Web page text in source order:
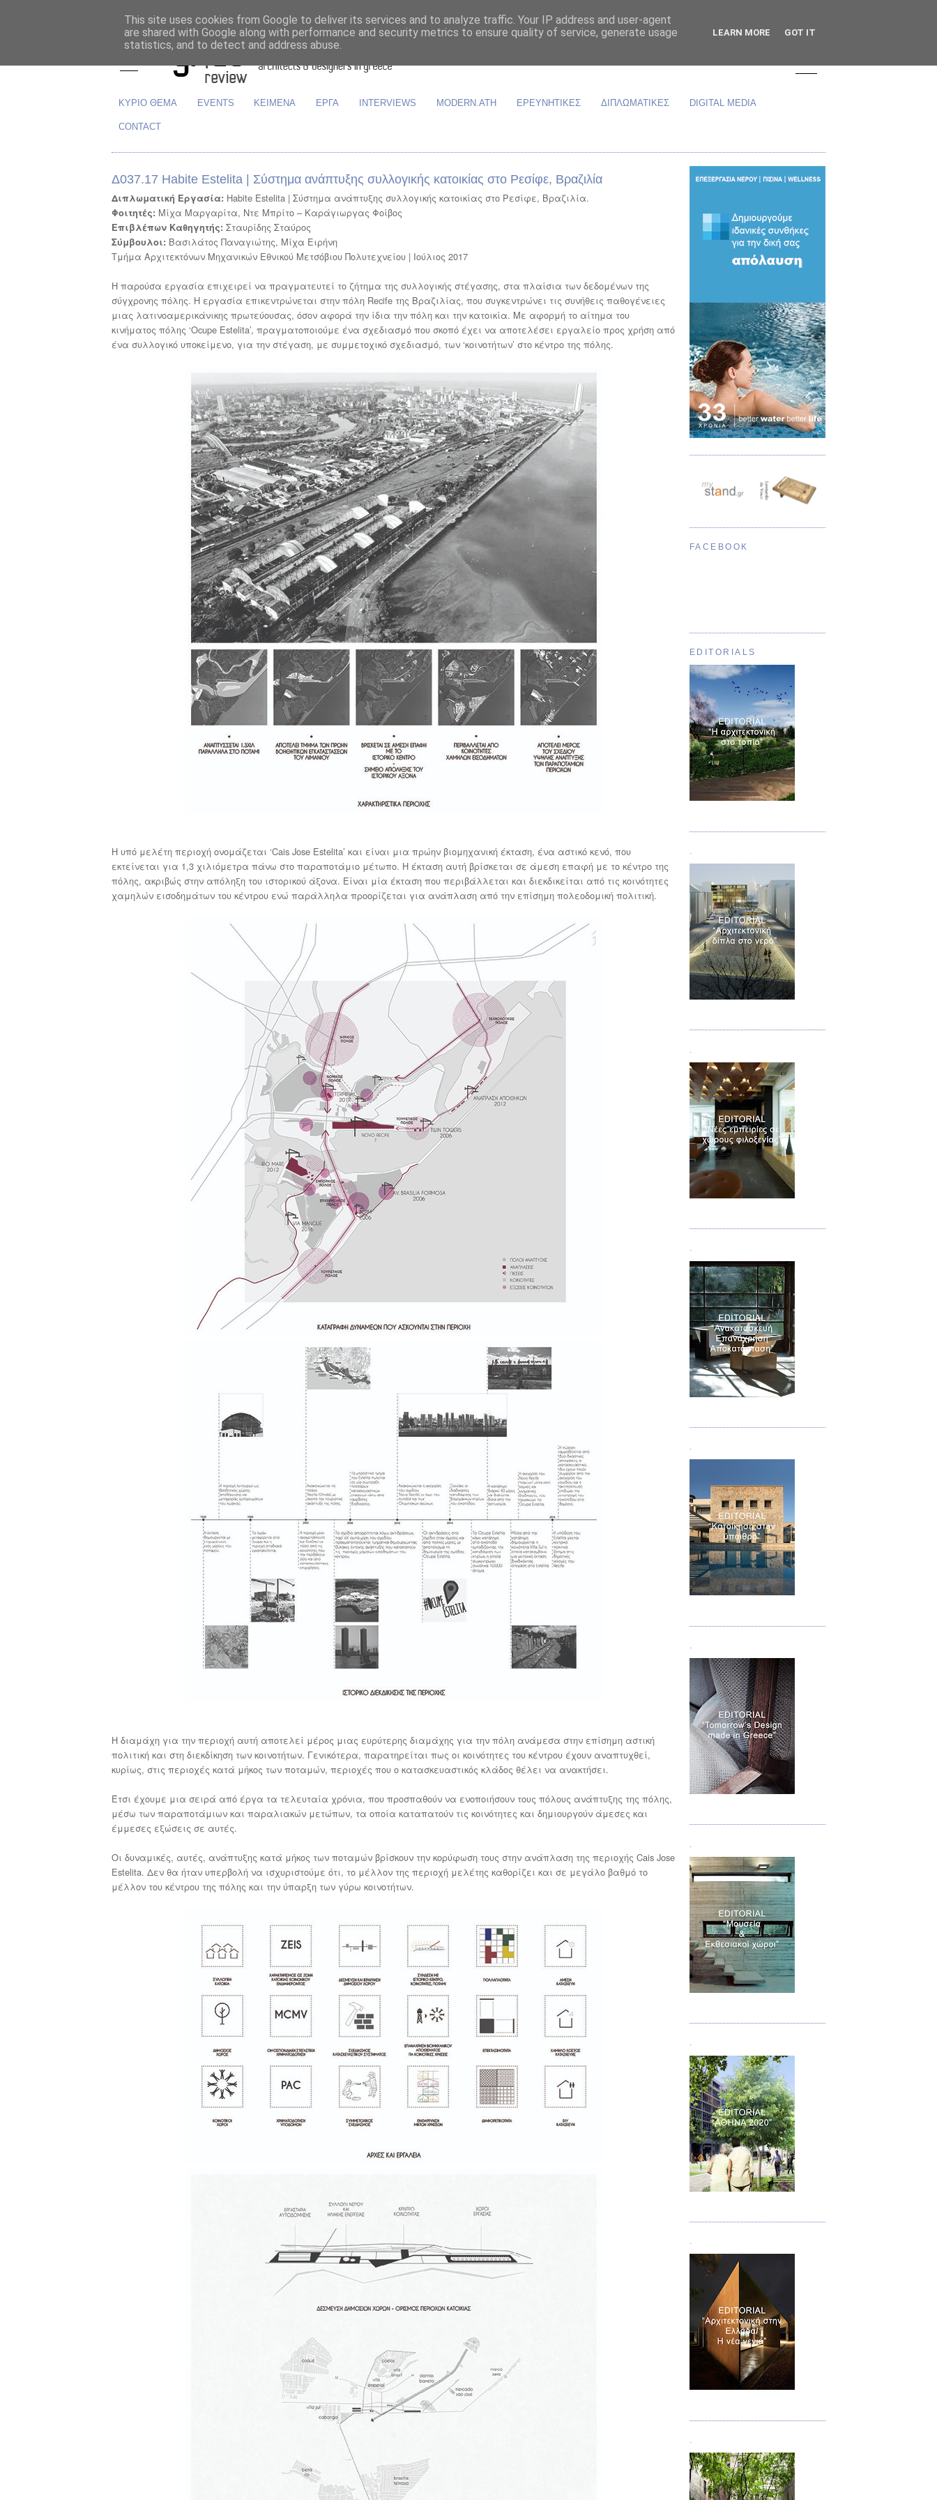
ΚΥΡΙΟ ΘΕΜΑ EVENTS ΚΕΙΜΕΝΑ ΕΡΓΑ INTERVIEWS MODERN.ATH ΕΡΕΥΝΗΤΙΚΕΣ ΔΙΠΛΩΜΑΤΙΚΕΣ DIGITAL MEDIA
CONTACT
Δ037.17 Habite Estelita | Σύστημα ανάπτυξης συλλογικής κατοικίας στο Ρεσίφε, Βραζιλία
Διπλωματική Εργασία: Habite Estelita | Σύστημα ανάπτυξης συλλογικής κατοικίας στο Ρεσίφε, Βραζιλία.
Φοιτητές: Μίχα Μαργαρίτα, Ντε Μπρίτο – Καράγιωργας Φοίβος
Επιβλέπων Καθηγητής: Σταυρίδης Σταύρος
Σύμβουλοι: Βασιλάτος Παναγιώτης, Μίχα Ειρήνη
Τμήμα Αρχιτεκτόνων Μηχανικών Εθνικού Μετσόβιου Πολυτεχνείου | Ιούλιος 2017
Η παρούσα εργασία επιχειρεί να πραγματευτεί το ζήτημα της συλλογικής στέγασης, στα πλαίσια των δεδομένων της
σύγχρονης πόλης. Η εργασία επικεντρώνεται στην πόλη Recife της Βραζιλίας, που συγκεντρώνει τις συνήθεις παθογένειες
μιας λατινοαμερικάνικης πρωτεύουσας, όσον αφορά την ίδια την πόλη και την κατοικία. Με αφορμή το αίτημα του
κινήματος πόλης ‘Ocupe Estelita’, πραγματοποιούμε ένα σχεδιασμό που σκοπό έχει να αποτελέσει εργαλείο προς χρήση από
ένα συλλογικό υποκείμενο, για την στέγαση, με συμμετοχικό σχεδιασμό, των ‘κοινοτήτων’ στο κέντρο της πόλης.
Η υπό μελέτη περιοχή ονομάζεται ‘Cais Jose Estelita’ και είναι μια πρώην βιομηχανική έκταση, ένα αστικό κενό, που
εκτείνεται για 1,3 χιλιόμετρα πάνω στο παραποτάμιο μέτωπο. Η έκταση αυτή βρίσκεται σε άμεση επαφή με το κέντρο της
πόλης, ακριβώς στην απόληξη του ιστορικού άξονα. Είναι μία έκταση που περιβάλλεται και διεκδικείται από τις κοινότητες
χαμηλών εισοδημάτων του κέντρου ενώ παράλληλα προορίζεται για ανάπλαση από την επίσημη πολεοδομική πολιτική.
Η διαμάχη για την περιοχή αυτή αποτελεί μέρος μιας ευρύτερης διαμάχης για την πόλη ανάμεσα στην επίσημη αστική
πολιτική και στη διεκδίκηση των κοινοτήτων. Γενικότερα, παρατηρείται πως οι κοινότητες του κέντρου έχουν αναπτυχθεί,
κυρίως, στις περιοχές κατά μήκος των ποταμών, περιοχές που ο κατασκευαστικός κλάδος θέλει να ανακτήσει.
Έτσι έχουμε μια σειρά από έργα τα τελευταία χρόνια, που προσπαθούν να ενοποιήσουν τους πόλους ανάπτυξης της πόλης,
μέσω των παραποτάμιων και παραλιακών μετώπων, τα οποία καταπατούν τις κοινότητες και δημιουργούν άμεσες και
έμμεσες εξώσεις σε αυτές.
Οι δυναμικές, αυτές, ανάπτυξης κατά μήκος των ποταμών βρίσκουν την κορύφωση τους στην ανάπλαση της περιοχής Cais Jose
Estelita. Δεν θα ήταν υπερβολή να ισχυριστούμε ότι, το μέλλον της περιοχή μελέτης καθορίζει και σε μεγάλο βαθμό το
μέλλον του κέντρου της πόλης και την ύπαρξη των γύρω κοινοτήτων.
FACEBOOK
EDITORIALS
.
.
.
.
.
.
.
This site uses cookies from Google to deliver its services and to analyze traffic. Your IP address and user-agent
are shared with Google along with performance and security metrics to ensure quality of service, generate usage
statistics, and to detect and address abuse.
LEARN MORE GOT IT